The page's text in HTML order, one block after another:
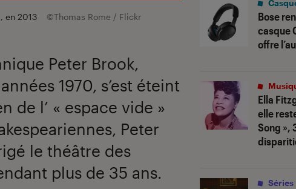
en 2013 ©Thomas Rome / Flickr
Peter Brook,
1970, s’est éteint
de l’ « espace vide »
Peter
le théâtre des
plus de 35 ans.
Bose
casque
offre
Ella
elle
Song »,
Séries